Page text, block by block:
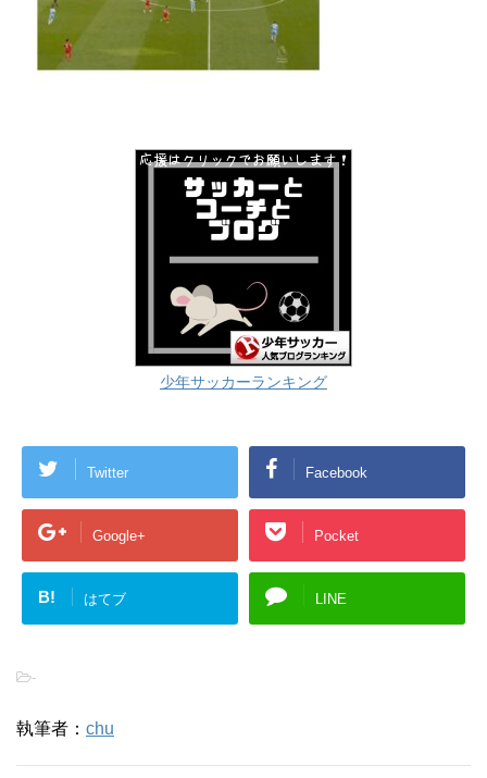
少年サッカーランキング
Twitter Facebook
Google+ Pocket
B! はてブ LINE
-
執筆者： chu